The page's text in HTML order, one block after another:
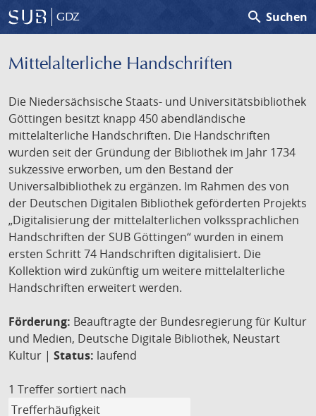
GDZ search Suchen
Mittelalterliche Handschriften
Die Niedersächsische Staats- und Universitätsbibliothek
Göttingen besitzt knapp 450 abendländische
mittelalterliche Handschriften. Die Handschriften
wurden seit der Gründung der Bibliothek im Jahr 1734
sukzessive erworben, um den Bestand der
Universalbibliothek zu ergänzen. Im Rahmen des von
der Deutschen Digitalen Bibliothek geförderten Projekts
„Digitalisierung der mittelalterlichen volkssprachlichen
Handschriften der SUB Göttingen“ wurden in einem
ersten Schritt 74 Handschriften digitalisiert. Die
Kollektion wird zukünftig um weitere mittelalterliche
Handschriften erweitert werden.
Förderung: Beauftragte der Bundesregierung für Kultur
und Medien, Deutsche Digitale Bibliothek, Neustart
Kultur | Status: laufend
1 Treffer sortiert nach